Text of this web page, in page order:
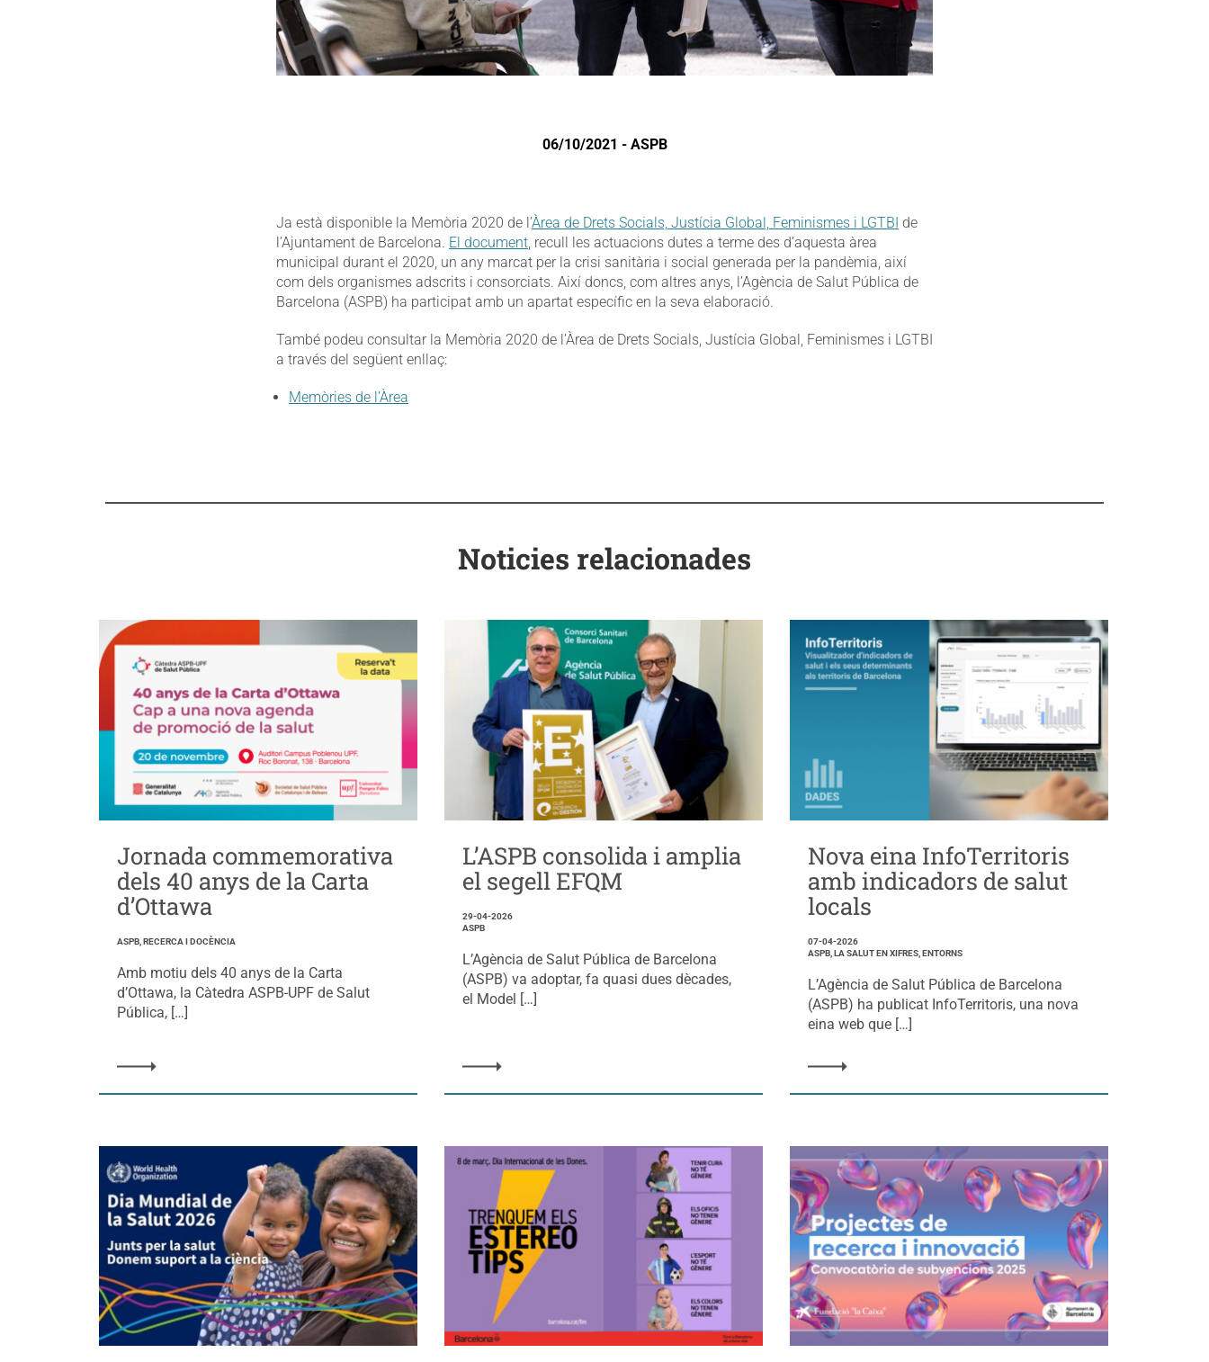
06/10/2021 - ASPB
Ja està disponible la Memòria 2020 de l’Àrea de Drets Socials, Justícia Global, Feminismes i LGTBI de
l’Ajuntament de Barcelona. El document, recull les actuacions dutes a terme des d’aquesta àrea
municipal durant el 2020, un any marcat per la crisi sanitària i social generada per la pandèmia, així
com dels organismes adscrits i consorciats. Així doncs, com altres anys, l’Agència de Salut Pública de
Barcelona (ASPB) ha participat amb un apartat específic en la seva elaboració.
També podeu consultar la Memòria 2020 de l’Àrea de Drets Socials, Justícia Global, Feminismes i LGTBI
a través del següent enllaç:
Memòries de l’Àrea
Noticies relacionades
Jornada commemorativa
dels 40 anys de la Carta
d’Ottawa
ASPB, RECERCA I DOCÈNCIA
Amb motiu dels 40 anys de la Carta
d’Ottawa, la Càtedra ASPB-UPF de Salut
Pública, […]
L’ASPB consolida i amplia
el segell EFQM
29-04-2026
ASPB
L’Agència de Salut Pública de Barcelona
(ASPB) va adoptar, fa quasi dues dècades,
el Model […]
Nova eina InfoTerritoris
amb indicadors de salut
locals
07-04-2026
ASPB, LA SALUT EN XIFRES, ENTORNS
L’Agència de Salut Pública de Barcelona
(ASPB) ha publicat InfoTerritoris, una nova
eina web que […]